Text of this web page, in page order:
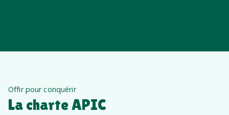
Offir pour conquérir
La charte APIC